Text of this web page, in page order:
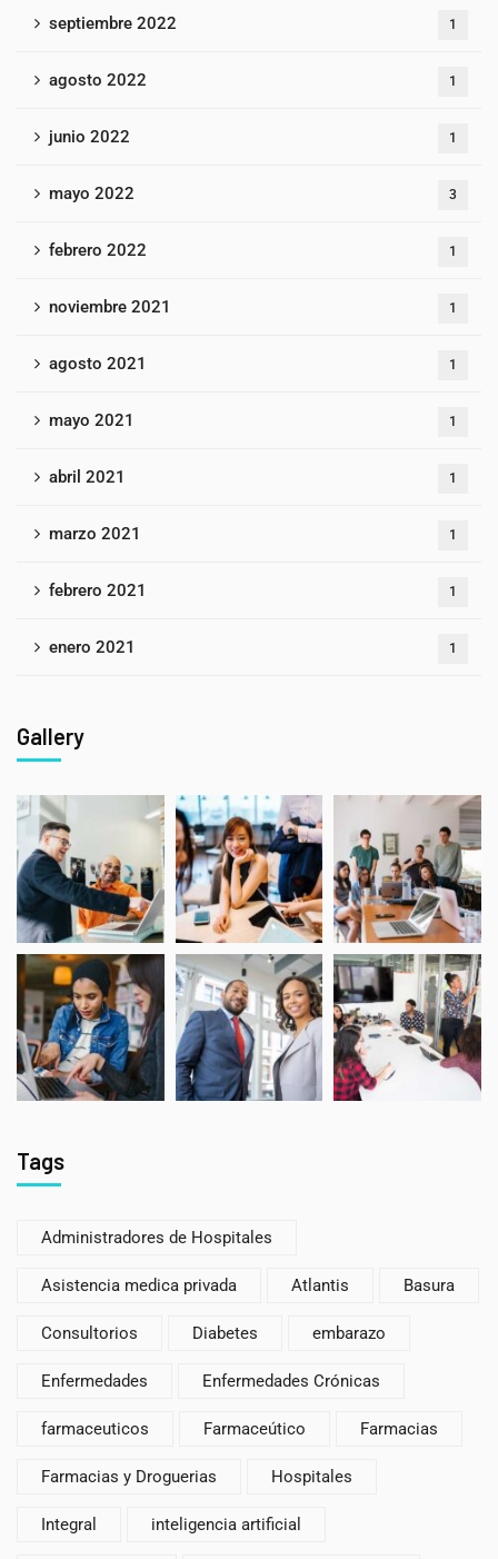
septiembre 2022 1
agosto 2022 1
junio 2022 1
mayo 2022 3
febrero 2022 1
noviembre 2021 1
agosto 2021 1
mayo 2021 1
abril 2021 1
marzo 2021 1
febrero 2021 1
enero 2021 1
Gallery
Tags
Administradores de Hospitales
Asistencia medica privada Atlantis Basura
Consultorios Diabetes embarazo
Enfermedades Enfermedades Crónicas
farmaceuticos Farmaceútico Farmacias
Farmacias y Droguerias Hospitales
Integral inteligencia artificial